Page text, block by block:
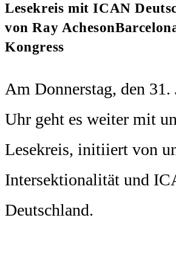
Lesekreis mit ICAN
von Ray
Kongress
Am Donnerstag, den
Uhr geht es weiter mit
Lesekreis, initiiert von
Intersektionalität und
Deutschland.